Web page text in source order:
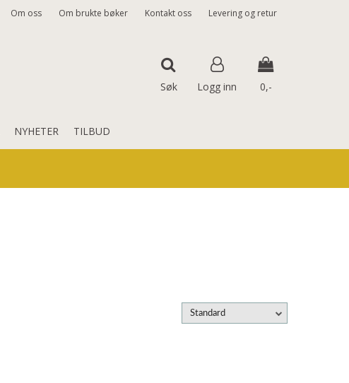
Om oss Om brukte bøker Kontakt oss Levering og retur
Søk Logg inn 0,-
NYHETER TILBUD
Standard